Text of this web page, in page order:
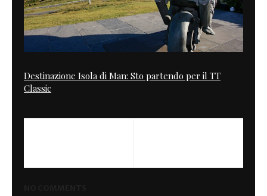
Destinazione Isola di Man: Sto partendo per il TT
Classic